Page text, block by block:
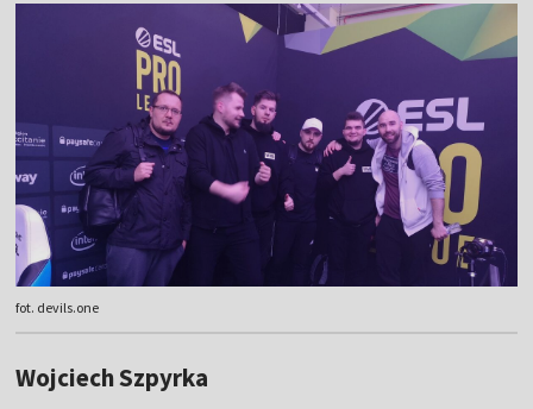
fot. devils.one
Wojciech Szpyrka